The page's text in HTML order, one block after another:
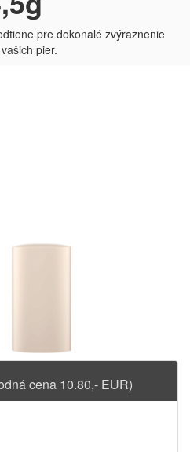
pre dokonalé zvýraznenie
pier.
cena 10.80,- EUR)